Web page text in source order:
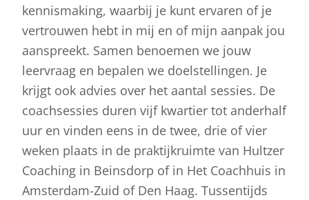
kennismaking, waarbij je kunt ervaren of je
vertrouwen hebt in mij en of mijn aanpak jou
aanspreekt. Samen benoemen we jouw
leervraag en bepalen we doelstellingen. Je
krijgt ook advies over het aantal sessies. De
coachsessies duren vijf kwartier tot anderhalf
uur en vinden eens in de twee, drie of vier
weken plaats in de praktijkruimte van Hultzer
Coaching in Beinsdorp of in Het Coachhuis in
Amsterdam-Zuid of Den Haag. Tussentijds